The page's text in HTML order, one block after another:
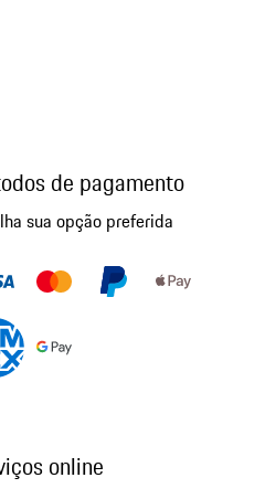
de pagamento
sua opção preferida
online